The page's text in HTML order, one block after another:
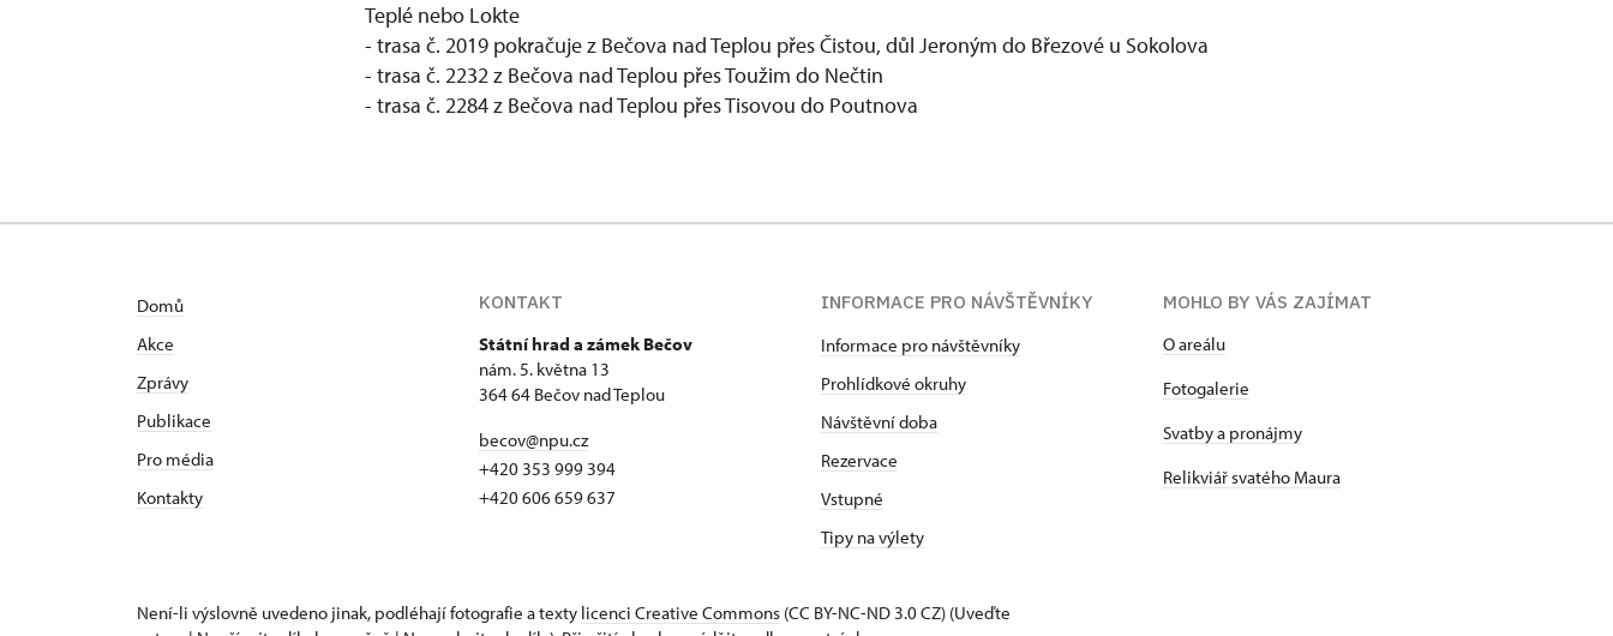
Teplé nebo Lokte
- trasa č. 2019 pokračuje z Bečova nad Teplou přes Čistou, důl Jeroným do Březové u Sokolova
- trasa č. 2232 z Bečova nad Teplou přes Toužim do Nečtin
- trasa č. 2284 z Bečova nad Teplou přes Tisovou do Poutnova
Domů
Akce
Zprávy
Publikace
Pro média
Kontakty
KONTAKT
Státní hrad a zámek Bečov
nám. 5. května 13
364 64 Bečov nad Teplou
becov@npu.cz
+420 353 999 394
+420 606 659 637
INFORMACE PRO NÁVŠTĚVNÍKY
Informace pro návštěvníky
Prohlídkové okruhy
Návštěvní doba
Rezervace
Vstupné
Tipy na výlety
MOHLO BY VÁS ZAJÍMAT
O areálu
Fotogalerie
Svatby a pronájmy
Relikviář svatého Maura
Není-li výslovně uvedeno jinak, podléhají fotografie a texty licenci Creative Commons (CC BY-NC-ND 3.0 CZ) (Uveďte